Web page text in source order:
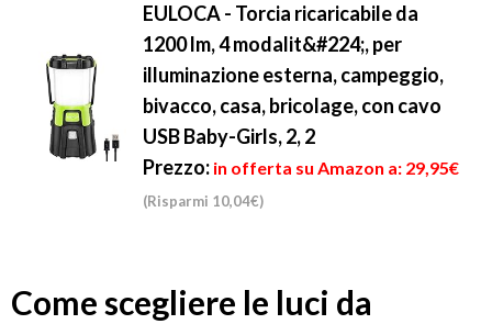
EULOCA - Torcia ricaricabile da
1200 lm, 4 modalit&#224;, per
illuminazione esterna, campeggio,
bivacco, casa, bricolage, con cavo
USB Baby-Girls, 2, 2
Prezzo: in offerta su Amazon a: 29,95€
(Risparmi 10,04€)
Come scegliere le luci da